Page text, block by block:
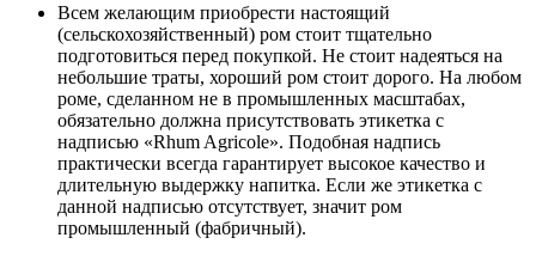
Всем желающим приобрести настоящий
(сельскохозяйственный) ром стоит тщательно
подготовиться перед покупкой. Не стоит надеяться на
небольшие траты, хороший ром стоит дорого. На любом
роме, сделанном не в промышленных масштабах,
обязательно должна присутствовать этикетка с
надписью «Rhum Agricole». Подобная надпись
практически всегда гарантирует высокое качество и
длительную выдержку напитка. Если же этикетка с
данной надписью отсутствует, значит ром
промышленный (фабричный).